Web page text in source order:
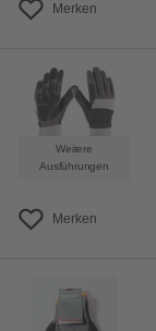
Merken
Weitere
Ausführungen
Merken